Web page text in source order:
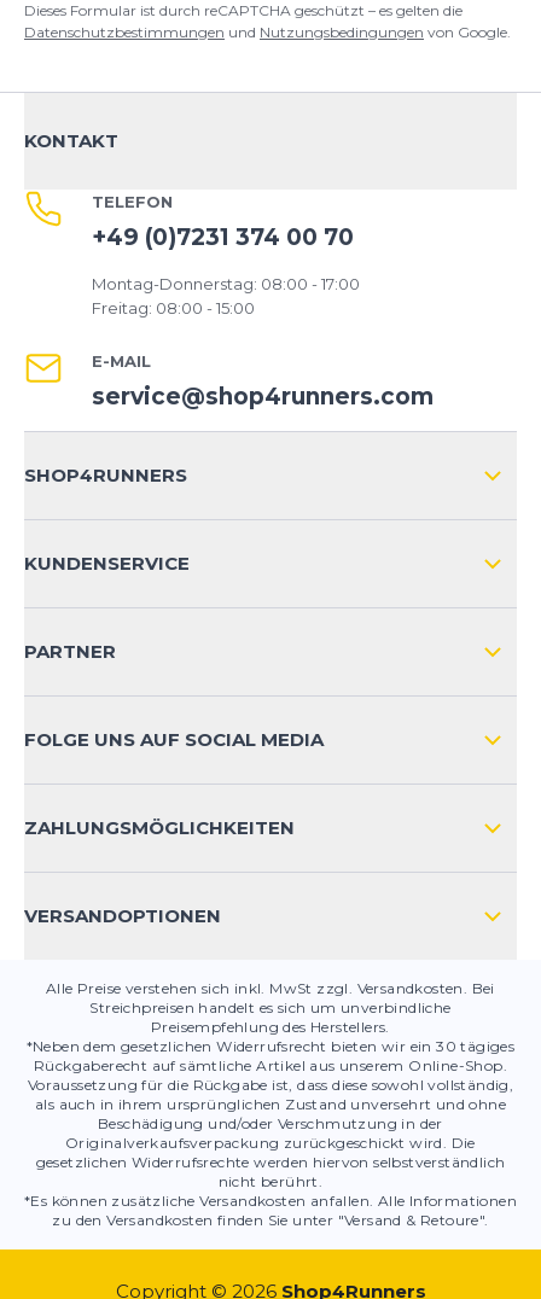
Dieses Formular ist durch reCAPTCHA geschützt – es gelten die
Datenschutzbestimmungen und Nutzungsbedingungen von Google.
KONTAKT
TELEFON
+49 (0)7231 374 00 70
Montag-Donnerstag: 08:00 - 17:00
Freitag: 08:00 - 15:00
E-MAIL
service@shop4runners.com
SHOP4RUNNERS
KUNDENSERVICE
KONTAKT
PRODUKTSICHERHEIT
PARTNER
FOLGE UNS AUF SOCIAL MEDIA
ZAHLUNGSMÖGLICHKEITEN
VERSANDOPTIONEN
Alle Preise verstehen sich inkl. MwSt zzgl. Versandkosten. Bei
Streichpreisen handelt es sich um unverbindliche
Preisempfehlung des Herstellers.
*Neben dem gesetzlichen Widerrufsrecht bieten wir ein 30 tägiges
Rückgaberecht auf sämtliche Artikel aus unserem Online-Shop.
Voraussetzung für die Rückgabe ist, dass diese sowohl vollständig,
als auch in ihrem ursprünglichen Zustand unversehrt und ohne
Beschädigung und/oder Verschmutzung in der
Originalverkaufsverpackung zurückgeschickt wird. Die
gesetzlichen Widerrufsrechte werden hiervon selbstverständlich
nicht berührt.
*Es können zusätzliche Versandkosten anfallen. Alle Informationen
zu den Versandkosten finden Sie unter "Versand & Retoure".
Copyright © 2026 Shop4Runners